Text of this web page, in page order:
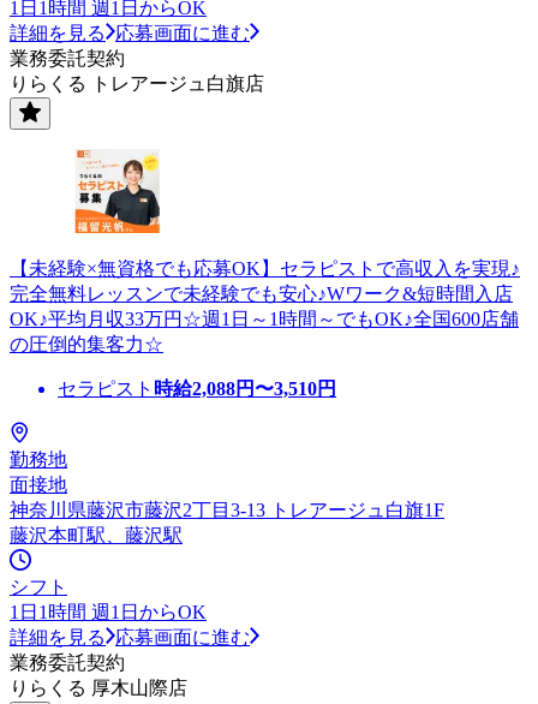
1日1時間 週1日からOK
詳細を見る
応募画面に進む
業務委託契約
りらくる トレアージュ白旗店
【未経験×無資格でも応募OK】セラピストで高収入を実現♪
完全無料レッスンで未経験でも安心♪Wワーク&短時間入店
OK♪平均月収33万円☆週1日～1時間～でもOK♪全国600店舗
の圧倒的集客力☆
セラピスト 時給2,088円〜3,510円
勤務地
面接地
神奈川県藤沢市藤沢2丁目3-13 トレアージュ白旗1F
藤沢本町駅、藤沢駅
シフト
1日1時間 週1日からOK
詳細を見る
応募画面に進む
業務委託契約
りらくる 厚木山際店